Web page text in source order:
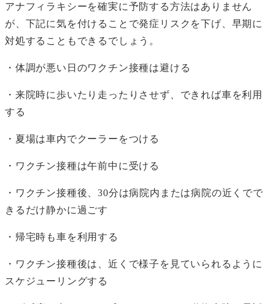
アナフィラキシーを確実に予防する方法はありません
が、下記に気を付けることで発症リスクを下げ、早期に
対処することもできるでしょう。
・体調が悪い日のワクチン接種は避ける
・来院時に歩いたり走ったりさせず、できれば車を利用
する
・夏場は車内でクーラーをつける
・ワクチン接種は午前中に受ける
・ワクチン接種後、30分は病院内または病院の近くでで
きるだけ静かに過ごす
・帰宅時も車を利用する
・ワクチン接種後は、近くで様子を見ていられるように
スケジューリングする